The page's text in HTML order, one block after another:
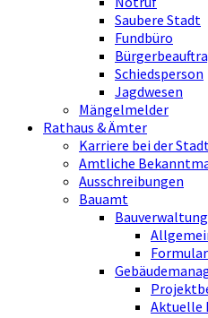
Saubere Stadt
Fundbüro
Schiedsperson
Jagdwesen
Mängelmelder
Rathaus & Ämter
Karriere bei der Stadt
Amtliche
Ausschreibungen
Bauamt
Bauverwaltung
Aktuelle